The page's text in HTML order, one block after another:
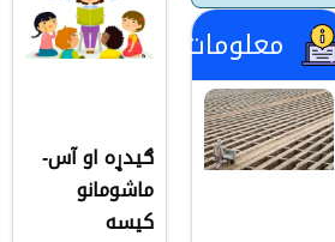
معلومات
ګیدړه او آس-
ماشومانو
کیسه